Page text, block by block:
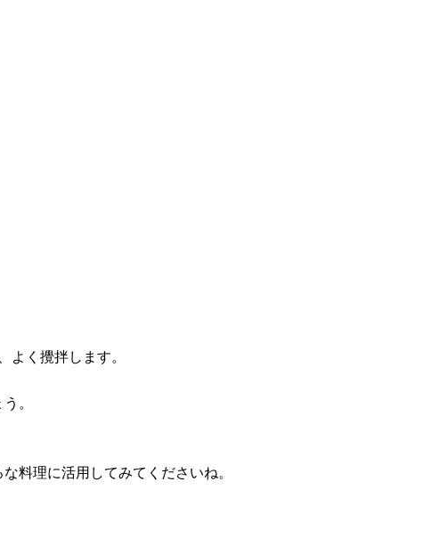
よく攪拌します。
。
料理に活用してみてくださいね。